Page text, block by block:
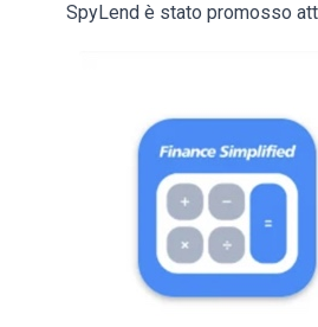
SpyLend è stato promosso